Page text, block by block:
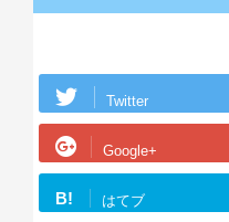
Twitter
Google+
B! はてブ